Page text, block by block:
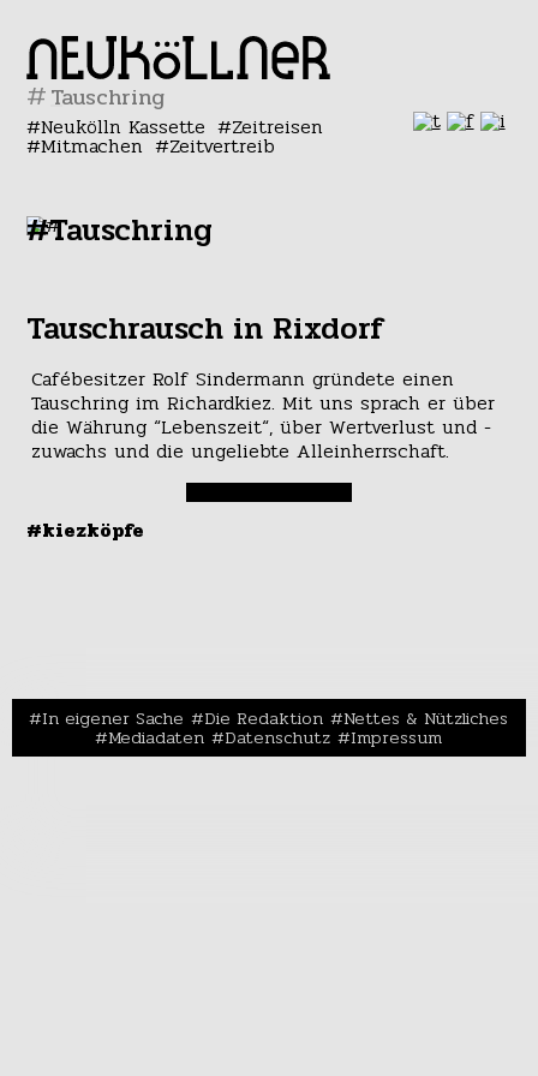
#
Neukölln Kassette Zeitreisen
Mitmachen Zeitvertreib
#Tauschring
Tauschrausch in Rixdorf
Cafébesitzer Rolf Sindermann gründete einen
Tauschring im Richardkiez. Mit uns sprach er über
die Währung “Lebenszeit“, über Wertverlust und -
zuwachs und die ungeliebte Alleinherrschaft.
#kiezköpfe
In eigener Sache Die Redaktion Nettes & Nützliches
Mediadaten Datenschutz Impressum